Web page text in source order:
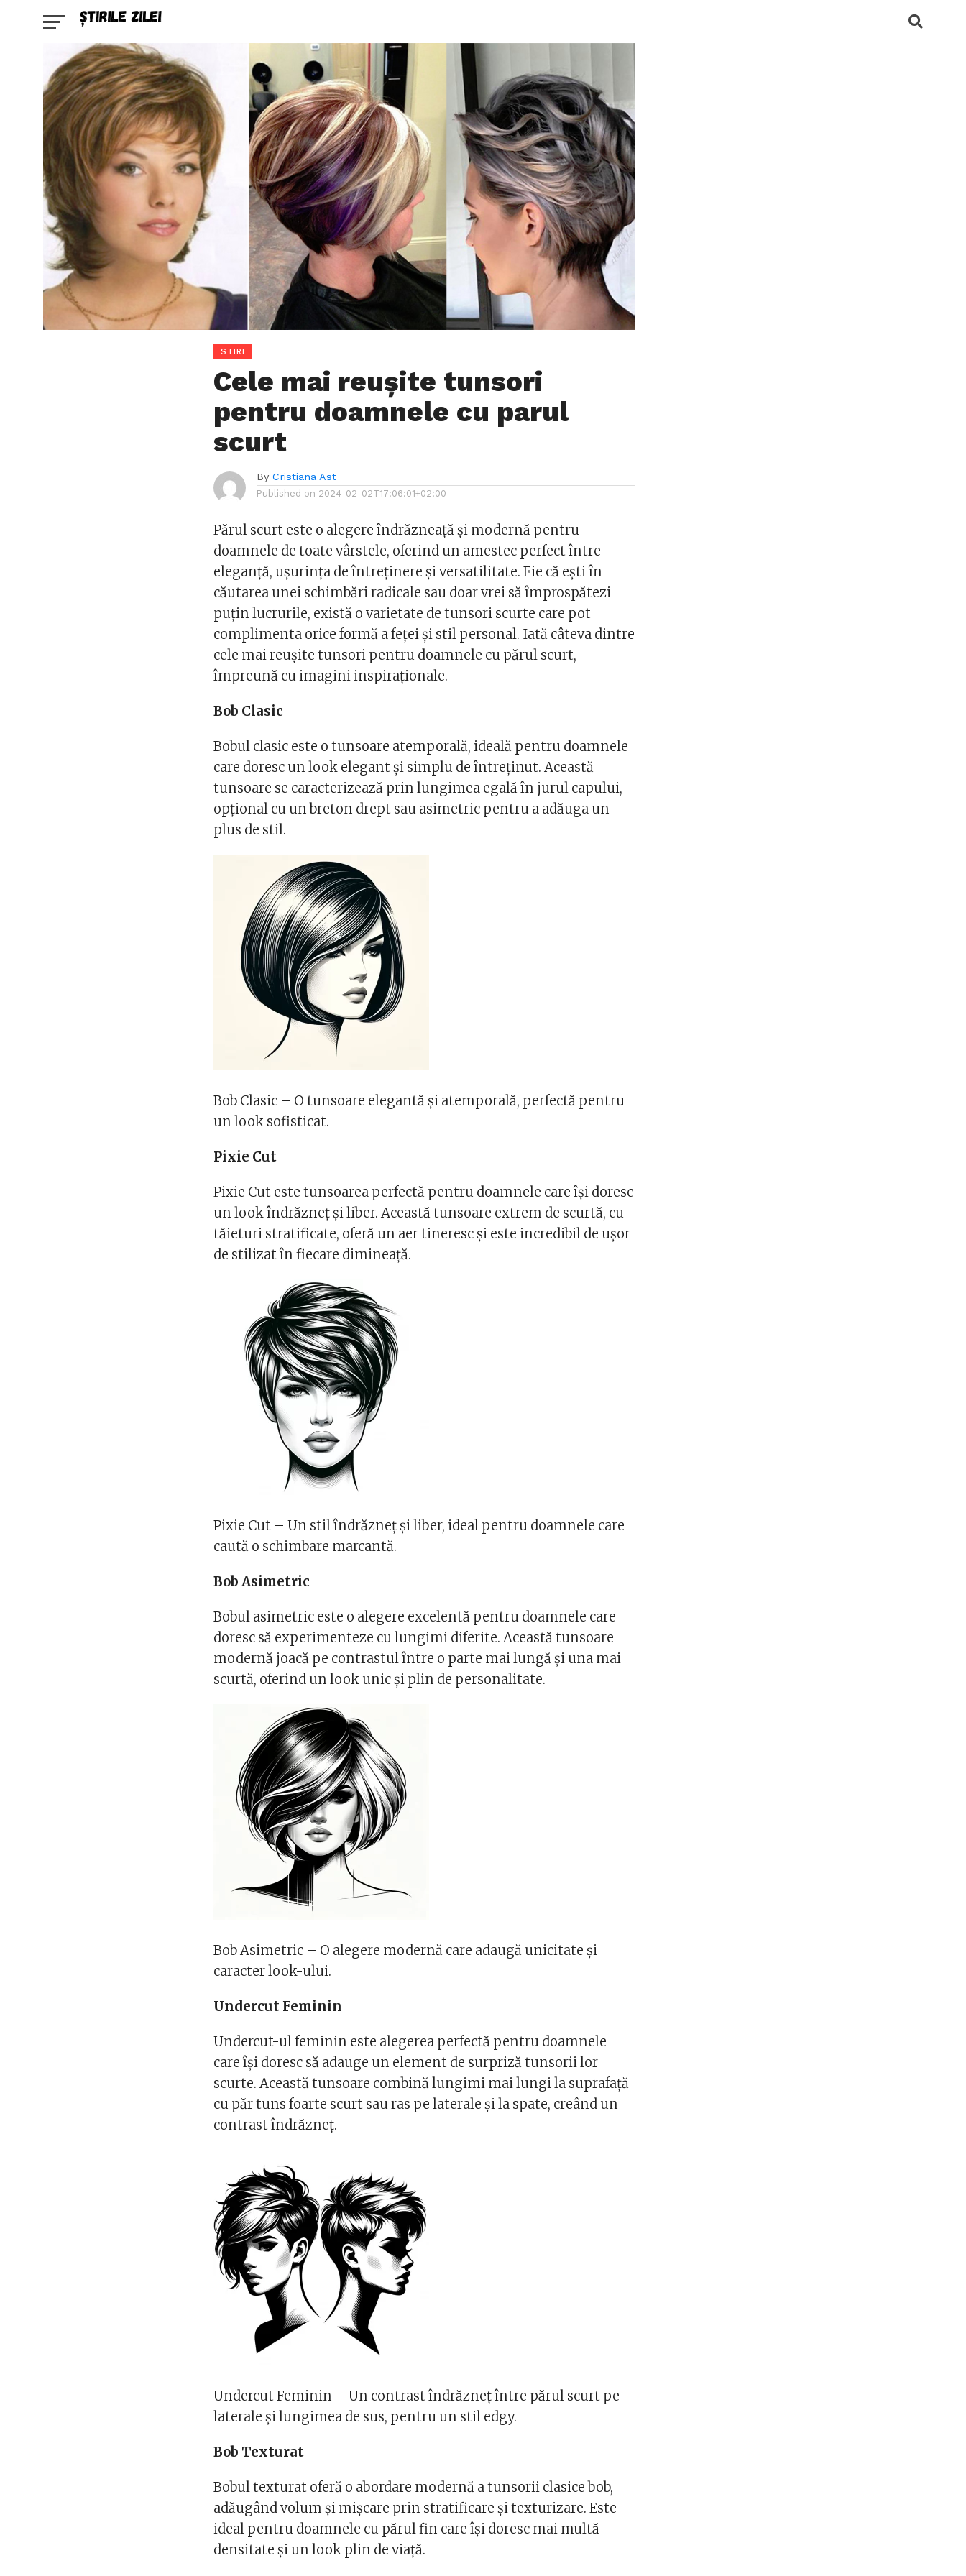
STIRI
Cele mai reușite tunsori
pentru doamnele cu parul
scurt
By Cristiana Ast
Published on 2024-02-02T17:06:01+02:00
Părul scurt este o alegere îndrăzneață și modernă pentru
doamnele de toate vârstele, oferind un amestec perfect între
eleganță, ușurința de întreținere și versatilitate. Fie că ești în
căutarea unei schimbări radicale sau doar vrei să împrospătezi
puțin lucrurile, există o varietate de tunsori scurte care pot
complimenta orice formă a feței și stil personal. Iată câteva dintre
cele mai reușite tunsori pentru doamnele cu părul scurt,
împreună cu imagini inspiraționale.
Bob Clasic
Bobul clasic este o tunsoare atemporală, ideală pentru doamnele
care doresc un look elegant și simplu de întreținut. Această
tunsoare se caracterizează prin lungimea egală în jurul capului,
opțional cu un breton drept sau asimetric pentru a adăuga un
plus de stil.
Bob Clasic – O tunsoare elegantă și atemporală, perfectă pentru
un look sofisticat.
Pixie Cut
Pixie Cut este tunsoarea perfectă pentru doamnele care își doresc
un look îndrăzneț și liber. Această tunsoare extrem de scurtă, cu
tăieturi stratificate, oferă un aer tineresc și este incredibil de ușor
de stilizat în fiecare dimineață.
Pixie Cut – Un stil îndrăzneț și liber, ideal pentru doamnele care
caută o schimbare marcantă.
Bob Asimetric
Bobul asimetric este o alegere excelentă pentru doamnele care
doresc să experimenteze cu lungimi diferite. Această tunsoare
modernă joacă pe contrastul între o parte mai lungă și una mai
scurtă, oferind un look unic și plin de personalitate.
Bob Asimetric – O alegere modernă care adaugă unicitate și
caracter look-ului.
Undercut Feminin
Undercut-ul feminin este alegerea perfectă pentru doamnele
care își doresc să adauge un element de surpriză tunsorii lor
scurte. Această tunsoare combină lungimi mai lungi la suprafață
cu păr tuns foarte scurt sau ras pe laterale și la spate, creând un
contrast îndrăzneț.
Undercut Feminin – Un contrast îndrăzneț între părul scurt pe
laterale și lungimea de sus, pentru un stil edgy.
Bob Texturat
Bobul texturat oferă o abordare modernă a tunsorii clasice bob,
adăugând volum și mișcare prin stratificare și texturizare. Este
ideal pentru doamnele cu părul fin care își doresc mai multă
densitate și un look plin de viață.